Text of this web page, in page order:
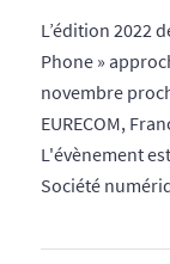
L’édition 2022
Phone »
novembre
EURECOM,
L'évènement
Société